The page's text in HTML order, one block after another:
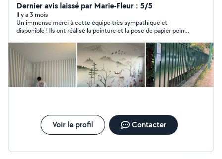
votre demande est urgente, vous pouvez cliquer
directement sur le bouton « Appeler » de mon profil afin
de me joindre rapidement. Merci de votre
compréhension et à très bientôt. Hassan
Dernier avis laissé par Marie-Fleur : 5/5
Il y a 3 mois
Un immense merci à cette équipe très sympathique et
disponible ! Ils ont réalisé la peinture et la pose de papier peint
rendu très propre. Je les recommande les yeux fermés pour
leur sérieux et leur sympathie.
Voir le profil Contacter